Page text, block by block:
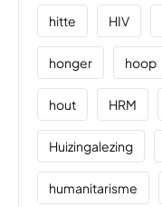
hitte HIV
honger hoop
hout HRM
Huizingalezing
humanitarisme